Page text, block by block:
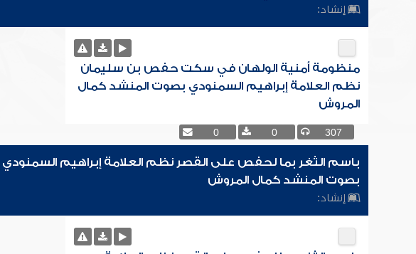
إنشاد:
منظومة أمنية الولهان في سكت حفص بن سليمان
نظم العلامة إبراهيم السمنودي بصوت المنشد كمال
المروش
307
0
0
باسم الثغر بما لحفص على القصر نظم العلامة إبراهيم السمنودي
بصوت المنشد كمال المروش
إنشاد: